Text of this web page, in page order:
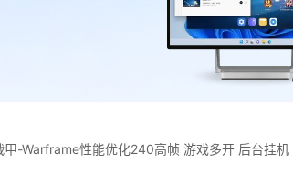
-Warframe性能优化240高帧 游戏多开 后台挂